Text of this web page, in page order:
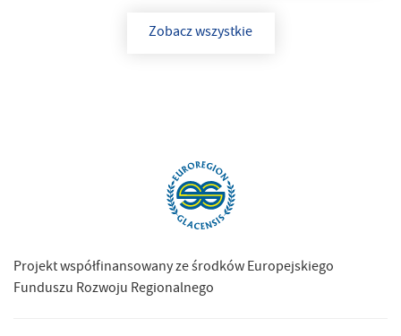
Zobacz wszystkie
Projekt współfinansowany ze środków Europejskiego
Funduszu Rozwoju Regionalnego